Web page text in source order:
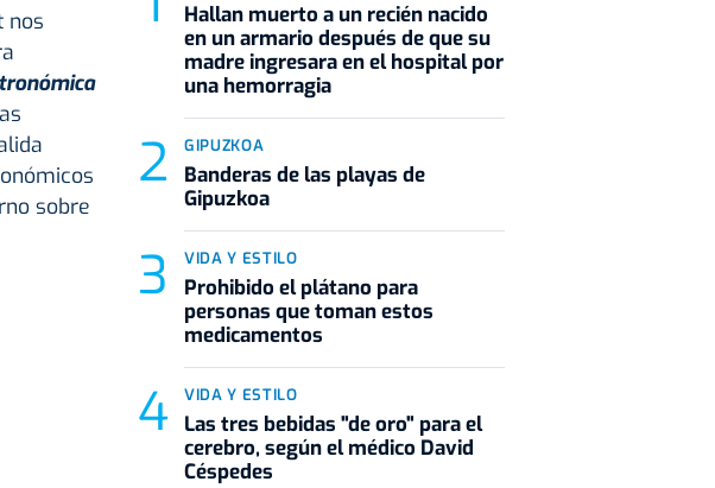
nos
sobre
Hallan muerto a un recién nacido
en un armario después de que su
madre ingresara en el hospital por
una hemorragia
GIPUZKOA
Banderas de las playas de
Gipuzkoa
VIDA Y ESTILO
Prohibido el plátano para
personas que toman estos
medicamentos
VIDA Y ESTILO
Las tres bebidas "de oro" para el
cerebro, según el médico David
Céspedes